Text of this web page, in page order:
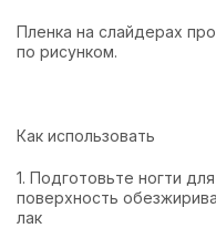
Пленка на слайдерах
по рисунком.
Как использовать
1. Подготовьте ногти
поверхность
лак